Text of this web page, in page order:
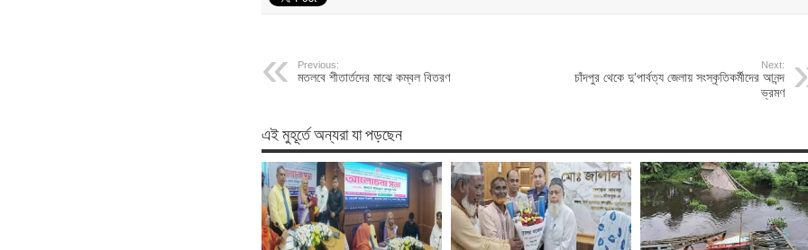
Previous:
মতলবে শীতার্তদের মাঝে কম্বল বিতরণ
Next:
চাঁদপুর থেকে দু’পার্বত্য জেলায় সংস্কৃতিকর্মীদের আনন্দ
ভ্রমণ
এই মুহূর্তে অন্যরা যা পড়ছেন